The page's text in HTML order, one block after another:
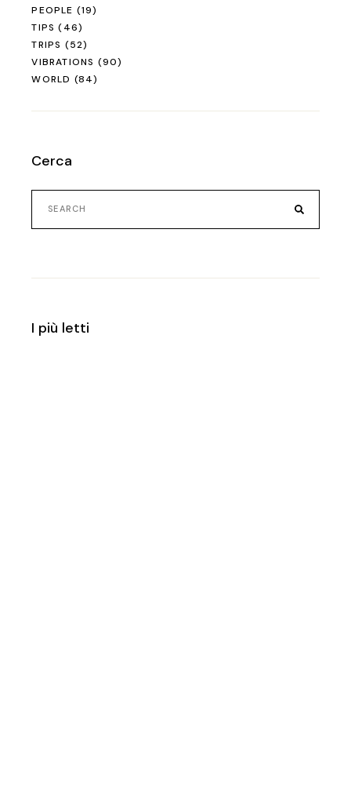
PEOPLE (19)
TIPS (46)
TRIPS (52)
VIBRATIONS (90)
WORLD (84)
Cerca
I più letti